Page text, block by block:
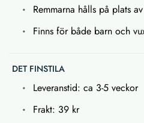
Remmarna hålls på plats
Finns för både barn och
DET FINSTILA
Leveranstid: ca 3-5 veckor
Frakt: 39 kr